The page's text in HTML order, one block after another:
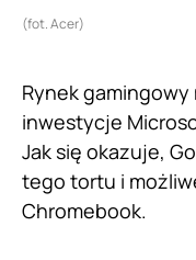
(fot. Acer)
Rynek
inwestycje
Jak się okazuje,
tego tortu i
Chromebook.